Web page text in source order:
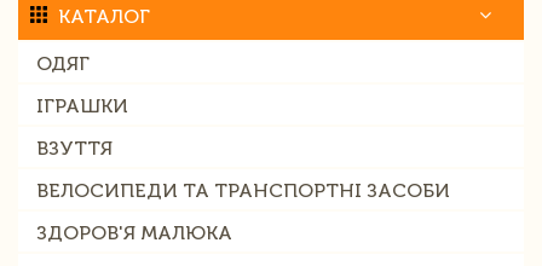
КАТАЛОГ
ОДЯГ
ІГРАШКИ
ВЗУТТЯ
ВЕЛОСИПЕДИ ТА ТРАНСПОРТНІ ЗАСОБИ
ЗДОРОВ'Я МАЛЮКА